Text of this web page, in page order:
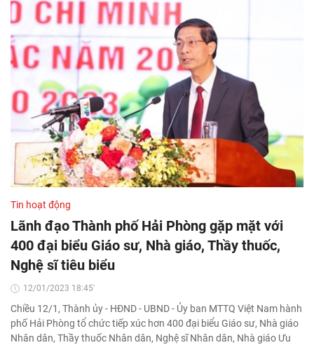
Tin hoạt động
Lãnh đạo Thành phố Hải Phòng gặp mặt với
400 đại biểu Giáo sư, Nhà giáo, Thầy thuốc,
Nghệ sĩ tiêu biểu
12/01/2023 18:45'
Chiều 12/1, Thành ủy - HĐND - UBND - Ủy ban MTTQ Việt Nam hành
phố Hải Phòng tổ chức tiếp xúc hơn 400 đại biểu Giáo sư, Nhà giáo
Nhân dân, Thầy thuốc Nhân dân, Nghệ sĩ Nhân dân, Nhà giáo Ưu